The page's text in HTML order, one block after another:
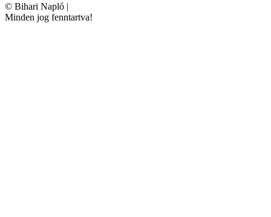
© Bihari Napló |
Minden jog fenntartva!